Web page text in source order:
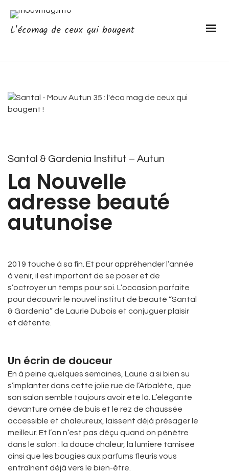
L'écomag de ceux qui bougent
Santal & Gardenia Institut – Autun
La Nouvelle
adresse beauté
autunoise
2019 touche à sa fin. Et pour appréhender l’année
à venir, il est important de se poser et de
s’octroyer un temps pour soi. L’occasion parfaite
pour découvrir le nouvel institut de beauté “Santal
& Gardenia” de Laurie Dubois et conjuguer plaisir
et détente.
Un écrin de douceur
En à peine quelques semaines, Laurie a si bien su
s’implanter dans cette jolie rue de l’Arbalète, que
son salon semble toujours avoir été là. L’élégante
devanture ornée de buis et le rez de chaussée
accessible et chaleureux, laissent déjà présager le
meilleur. Et l’on n’est pas déçu quand on pénètre
dans le salon : la douce chaleur, la lumière tamisée
ainsi que les bougies aux parfums fleuris vous
entraînent déjà vers le bien-être.